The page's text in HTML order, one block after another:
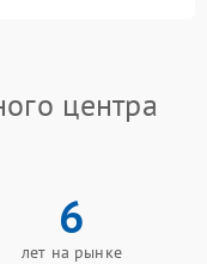
центра
6
лет на рынке